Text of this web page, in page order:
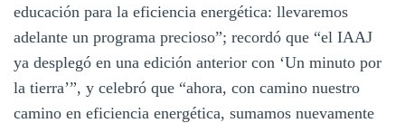
educación para la eficiencia energética: llevaremos
adelante un programa precioso”; recordó que “el IAAJ
ya desplegó en una edición anterior con ‘Un minuto por
la tierra’”, y celebró que “ahora, con camino nuestro
camino en eficiencia energética, sumamos nuevamente